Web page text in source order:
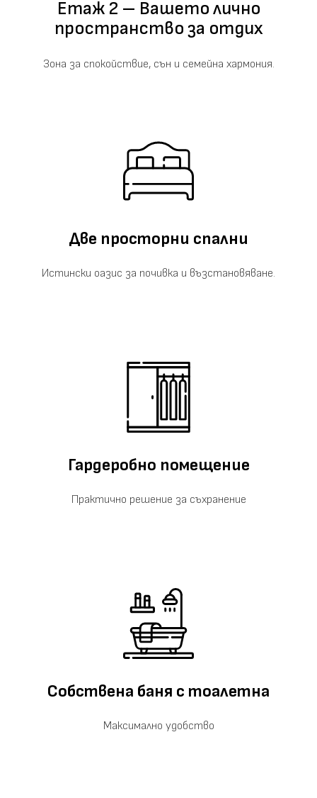
Етаж 2 – Вашето лично
пространство за отдих
Зона за спокойствие, сън и семейна хармония.
Две просторни спални
Истински оазис за почивка и възстановяване.
Гардеробно помещение
Практично решение за съхранение
Собствена баня с тоалетна
Максимално удобство